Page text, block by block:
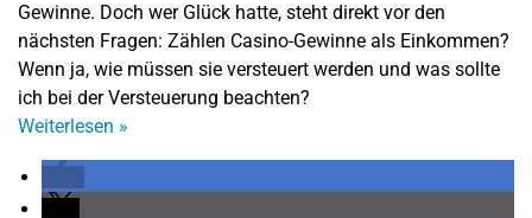
Gewinne. Doch wer Glück hatte, steht direkt vor den
nächsten Fragen: Zählen Casino-Gewinne als Einkommen?
Wenn ja, wie müssen sie versteuert werden und was sollte
ich bei der Versteuerung beachten?
Weiterlesen »